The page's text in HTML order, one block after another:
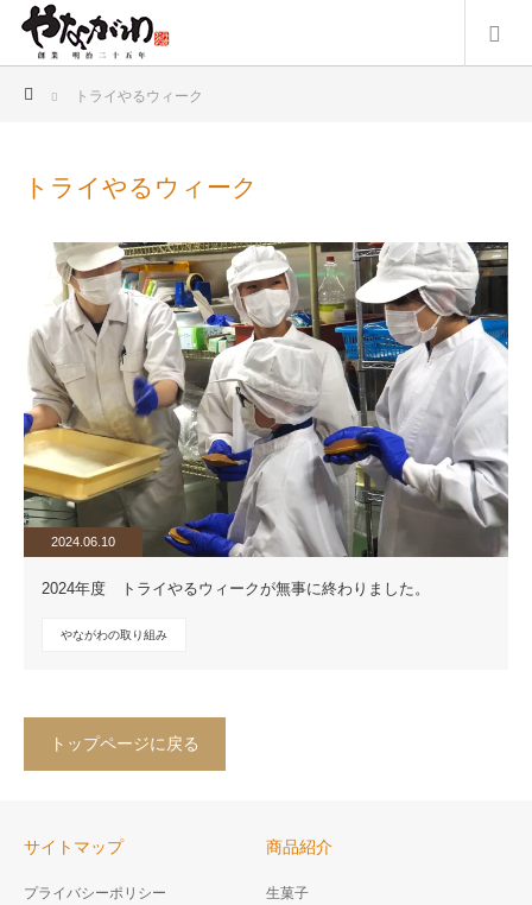
ホーム
トライやるウィーク
トライやるウィーク
2024.06.10
2024年度 トライやるウィークが無事に終わりました。
やながわの取り組み
トップページに戻る
サイトマップ
プライバシーポリシー
商品紹介
生菓子